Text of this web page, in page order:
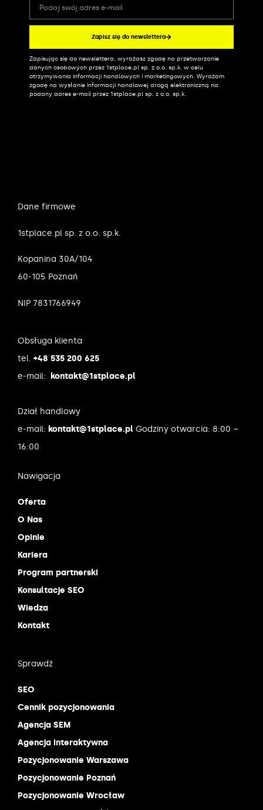
Zapisz się do newslettera
Alternative:
Zapisując się do newslettera, wyrażasz zgodę na przetwarzanie
danych osobowych przez 1stplace.pl sp. z o.o. sp.k. w celu
otrzymywania informacji handlowych i marketingowych. Wyrażam
zgodę na wysłanie informacji handlowej drogą elektroniczną na
podany adres e-mail przez 1stplace.pl sp. z o.o. sp.k.
Dane firmowe
1stplace.pl sp. z o.o. sp.k.
Kopanina 30A/104
60-105 Poznań
NIP 7831766949
Obsługa klienta
tel. +48 535 200 625
e-mail:
kontakt@1stplace.pl
Dział handlowy
e-mail: kontakt@1stplace.pl Godziny otwarcia: 8:00 –
16:00
Nawigacja
Oferta
O Nas
Opinie
Kariera
Program partnerski
Konsultacje SEO
Wiedza
Kontakt
Sprawdź
SEO
Cennik pozycjonowania
Agencja SEM
Agencja interaktywna
Pozycjonowanie Warszawa
Pozycjonowanie Poznań
Pozycjonowanie Wrocław